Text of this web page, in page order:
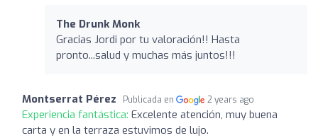
The Drunk Monk
Gracias Jordi por tu valoración!! Hasta
pronto...salud y muchas más juntos!!!
Montserrat Pérez Publicada en 2 years ago
Experiencia fantástica: Excelente atención, muy buena
carta y en la terraza estuvimos de lujo.